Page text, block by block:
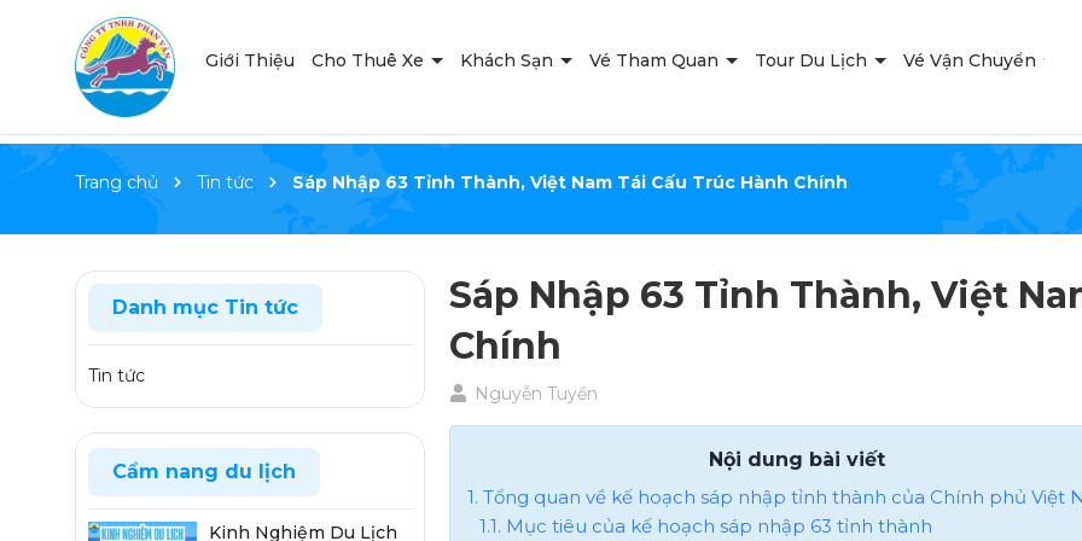
Giới Thiệu Cho Thuê Xe Khách Sạn Vé Tham Quan Tour Du Lịch Vé Vận Chuyển
Trang chủ Tin tức Sáp Nhập 63 Tỉnh Thành, Việt Nam Tái Cấu Trúc Hành Chính
Sáp Nhập 63 Tỉnh Thành, Việt
Chính
Nguyễn Tuyền
Nội dung bài viết
1. Tổng quan về kế hoạch sáp nhập tỉnh thành của Chính phủ Việt
1.1. Mục tiêu của kế hoạch sáp nhập 63 tỉnh thành
Danh mục Tin tức
Tin tức
Cẩm nang du lịch
Kinh Nghiệm Du Lịch